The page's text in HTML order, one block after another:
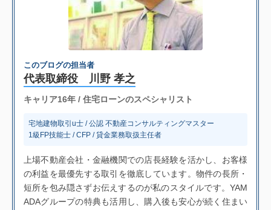
このブログの担当者
代表取締役 川野 孝之
キャリア16年 / 住宅ローンのスペシャリスト
宅地建物取引u士 / 公認 不動産コンサルティングマスター
1級FP技能士 / CFP / 貸金業務取扱主任者
上場不動産会社・金融機関での店長経験を活かし、お客様
の利益を最優先する取引を徹底しています。物件の長所・
短所を包み隠さずお伝えするのが私のスタイルです。YAM
ADAグループの特典も活用し、購入後も安心が続く住まい